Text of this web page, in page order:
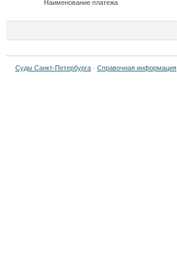
Наименование платежа
Суды Санкт-Петербурга · Справочная информация